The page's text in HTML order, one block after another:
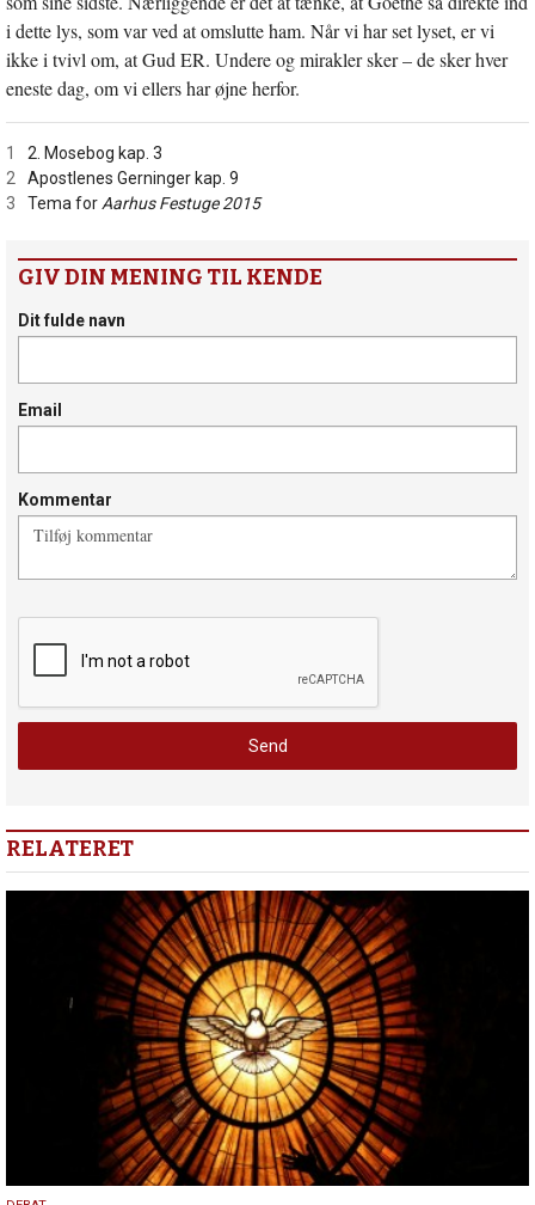
i dette lys, som var ved at omslutte ham. Når vi har set lyset, er vi
ikke i tvivl om, at Gud ER. Undere og mirakler sker – de sker hver
eneste dag, om vi ellers har øjne herfor.
1
2. Mosebog kap. 3
2
Apostlenes Gerninger kap. 9
3
Tema for Aarhus Festuge 2015
GIV DIN MENING TIL KENDE
Dit fulde navn
Email
Kommentar
RELATERET